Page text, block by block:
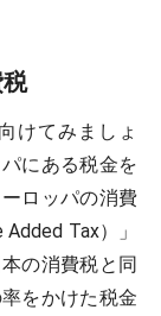
けてみましょ
にある税金を
ロッパの消費
Tax）」
の消費税と同
をかけた税金